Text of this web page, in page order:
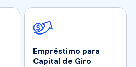
Empréstimo para
Capital de Giro